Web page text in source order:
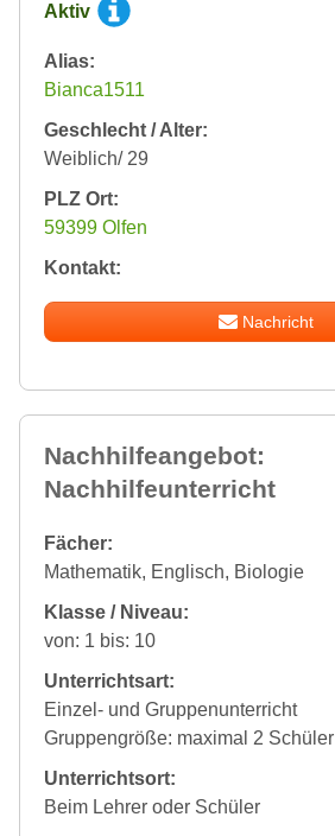
Aktiv
Alias:
Bianca1511
Geschlecht / Alter:
Weiblich/ 29
PLZ Ort:
59399 Olfen
Kontakt:
Nachricht
Nachhilfeangebot:
Nachhilfeunterricht
Fächer:
Mathematik, Englisch, Biologie
Klasse / Niveau:
von: 1 bis: 10
Unterrichtsart:
Einzel- und Gruppenunterricht
Gruppengröße: maximal 2 Schüler
Unterrichtsort:
Beim Lehrer oder Schüler